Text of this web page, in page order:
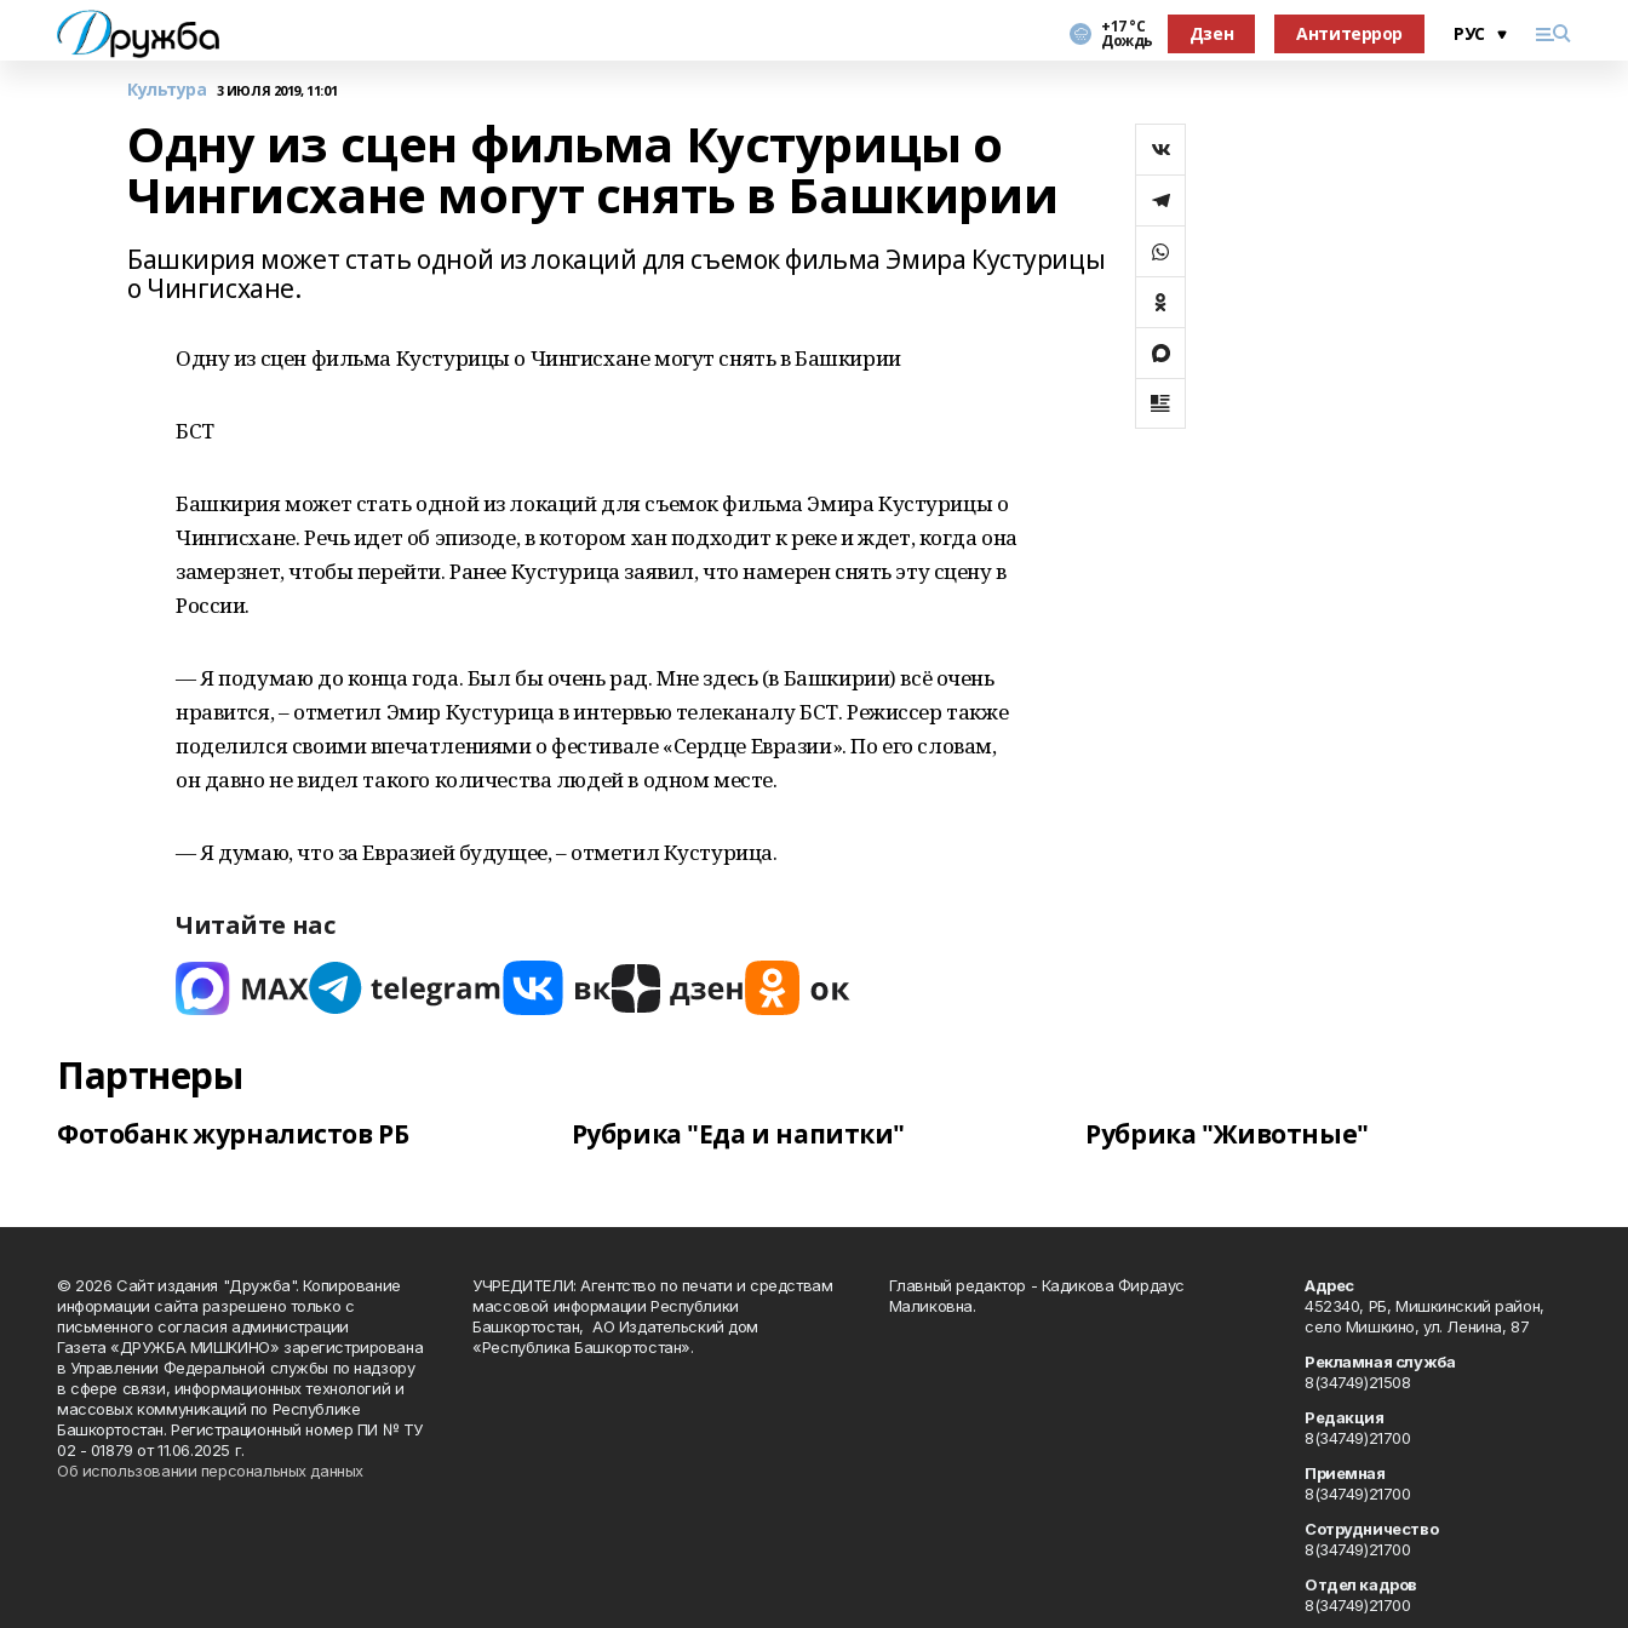
+17 °С
Дождь Дзен Антитеррор
Культура 3 ИЮЛЯ 2019, 11:01
Одну из сцен фильма Кустурицы о
Чингисхане могут снять в Башкирии
Башкирия может стать одной из локаций для съемок фильма Эмира Кустурицы
о Чингисхане.
Одну из сцен фильма Кустурицы о Чингисхане могут снять в Башкирии
БСТ
Башкирия может стать одной из локаций для съемок фильма Эмира Кустурицы о
Чингисхане. Речь идет об эпизоде, в котором хан подходит к реке и ждет, когда она
замерзнет, чтобы перейти. Ранее Кустурица заявил, что намерен снять эту сцену в
России.
— Я подумаю до конца года. Был бы очень рад. Мне здесь (в Башкирии) всё очень
нравится, – отметил Эмир Кустурица в интервью телеканалу БСТ. Режиссер также
поделился своими впечатлениями о фестивале «Сердце Евразии». По его словам,
он давно не видел такого количества людей в одном месте.
— Я думаю, что за Евразией будущее, – отметил Кустурица.
Читайте нас
Партнеры
Фотобанк журналистов РБ Рубрика "Еда и напитки" Рубрика "Животные"
© 2026 Сайт издания "Дружба". Копирование
информации сайта разрешено только с
письменного согласия администрации
Газета «ДРУЖБА МИШКИНО» зарегистрирована
в Управлении Федеральной службы по надзору
в сфере связи, информационных технологий и
массовых коммуникаций по Республике
Башкортостан. Регистрационный номер ПИ № ТУ
02 - 01879 от 11.06.2025 г.
Об использовании персональных данных
УЧРЕДИТЕЛИ: Агентство по печати и средствам
массовой информации Республики
Башкортостан, АО Издательский дом
«Республика Башкортостан».
Главный редактор - Кадикова Фирдаус
Маликовна.
Адрес
452340, РБ, Мишкинский район,
село Мишкино, ул. Ленина, 87
Рекламная служба
8(34749)21508
Редакция
8(34749)21700
Приемная
8(34749)21700
Сотрудничество
8(34749)21700
Отдел кадров
8(34749)21700